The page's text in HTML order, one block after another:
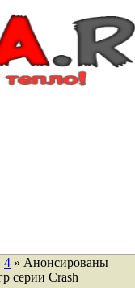
4 » Анонсированы
серии Crash